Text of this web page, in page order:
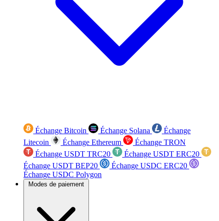
Échange Bitcoin Échange Solana
Échange
Litecoin
Échange Ethereum
Échange TRON
Échange USDT TRC20
Échange USDT ERC20
Échange USDT BEP20
Échange USDC ERC20
Échange USDC Polygon
Modes de paiement